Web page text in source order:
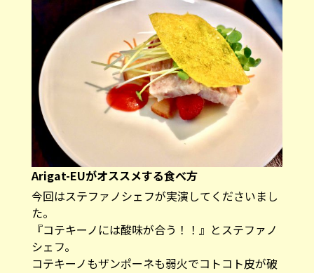
Arigat-EUがオススメする食べ方
今回はステファノシェフが実演してくださいまし
た。
『コテキーノには酸味が合う！！』とステファノ
シェフ。
コテキーノもザンポーネも弱火でコトコト皮が破